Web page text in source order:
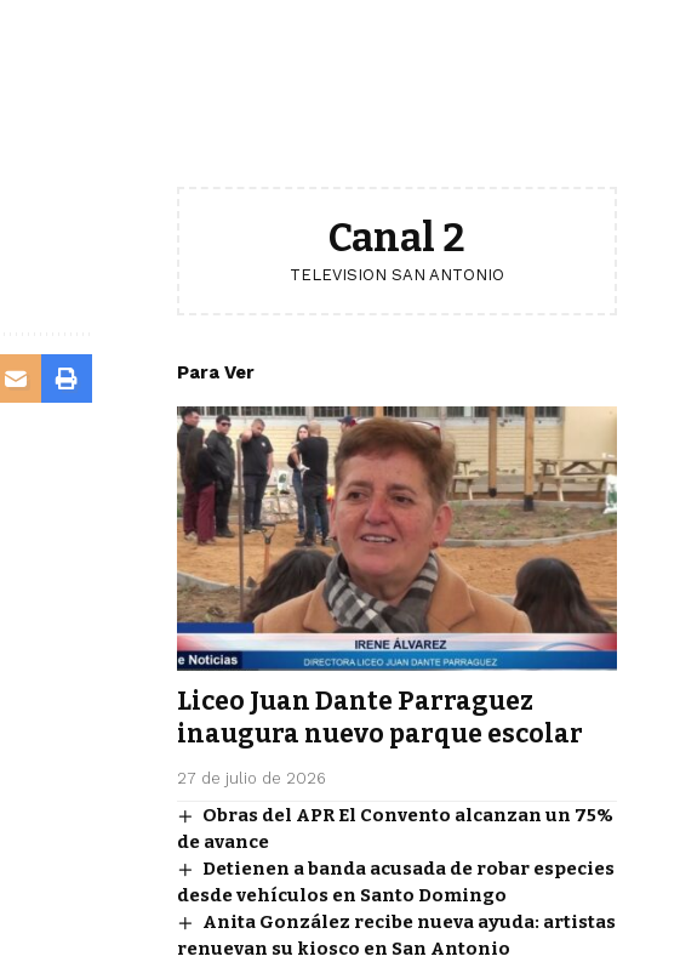
Canal 2
TELEVISION SAN ANTONIO
Para Ver
Liceo Juan Dante Parraguez
inaugura nuevo parque escolar
27 de julio de 2026
Obras del APR El Convento alcanzan un 75%
de avance
Detienen a banda acusada de robar especies
desde vehículos en Santo Domingo
Anita González recibe nueva ayuda: artistas
renuevan su kiosco en San Antonio